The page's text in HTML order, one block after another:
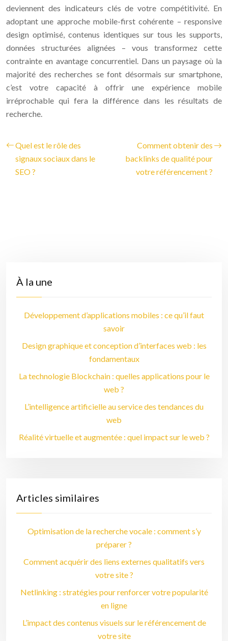
deviennent des indicateurs clés de votre compétitivité. En
adoptant une approche mobile-first cohérente – responsive
design optimisé, contenus identiques sur tous les supports,
données structurées alignées – vous transformez cette
contrainte en avantage concurrentiel. Dans un paysage où la
majorité des recherches se font désormais sur smartphone,
c’est votre capacité à offrir une expérience mobile
irréprochable qui fera la différence dans les résultats de
recherche.
Quel est le rôle des
signaux sociaux dans le
SEO ?
Comment obtenir des
backlinks de qualité pour
votre référencement ?
À la une
Développement d’applications mobiles : ce qu’il faut
savoir
Design graphique et conception d’interfaces web : les
fondamentaux
La technologie Blockchain : quelles applications pour le
web ?
L’intelligence artificielle au service des tendances du
web
Réalité virtuelle et augmentée : quel impact sur le web ?
Articles similaires
Optimisation de la recherche vocale : comment s’y
préparer ?
Comment acquérir des liens externes qualitatifs vers
votre site ?
Netlinking : stratégies pour renforcer votre popularité
en ligne
L’impact des contenus visuels sur le référencement de
votre site